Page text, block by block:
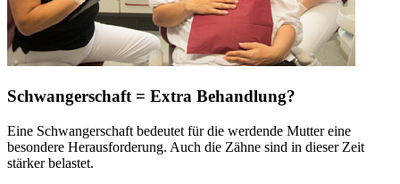
Schwangerschaft = Extra Behandlung?
Eine Schwangerschaft bedeutet für die werdende Mutter eine
besondere Herausforderung. Auch die Zähne sind in dieser Zeit
stärker belastet.